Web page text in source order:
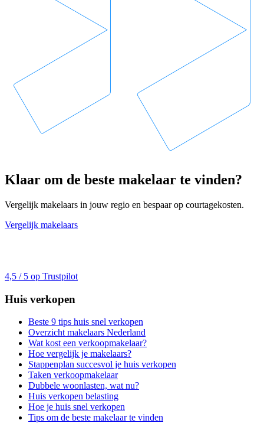
Klaar om de beste makelaar te vinden?
Vergelijk makelaars in jouw regio en bespaar op courtagekosten.
Vergelijk makelaars
4,5 / 5 op Trustpilot
Huis verkopen
Beste 9 tips huis snel verkopen
Overzicht makelaars Nederland
Wat kost een verkoopmakelaar?
Hoe vergelijk je makelaars?
Stappenplan succesvol je huis verkopen
Taken verkoopmakelaar
Dubbele woonlasten, wat nu?
Huis verkopen belasting
Hoe je huis snel verkopen
Tips om de beste makelaar te vinden